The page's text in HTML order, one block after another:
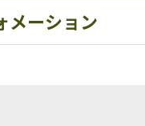
メーション